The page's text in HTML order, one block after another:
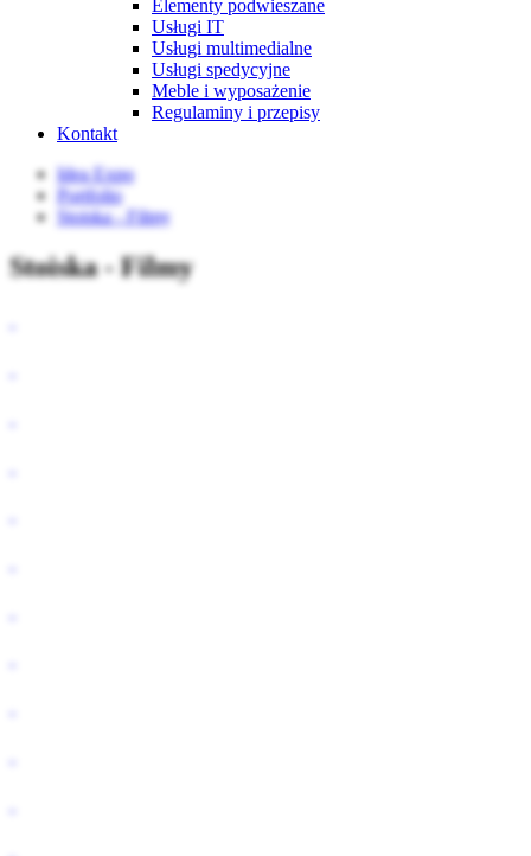
Elementy podwieszane
Usługi IT
Usługi multimedialne
Usługi spedycyjne
Meble i wyposażenie
Regulaminy i przepisy
Kontakt
Idea Expo
Portfolio
Stoiska - Filmy
Stoiska - Filmy